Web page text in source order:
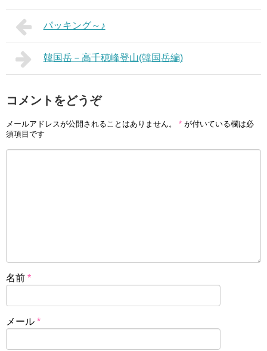
パッキング～♪
韓国岳－高千穂峰登山(韓国岳編)
コメントをどうぞ
メールアドレスが公開されることはありません。 * が付いている欄は必
須項目です
名前 *
メール *